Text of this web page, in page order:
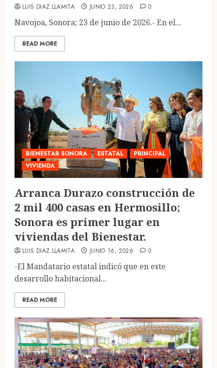
LUIS DIAZ LLAMITA JUNIO 23, 2026 0
Navojoa, Sonora; 23 de junio de 2026.- En el...
READ MORE
BIENESTAR SONORA ESTATAL
PRINCIPAL
VIVIENDA
Arranca Durazo construcción de
2 mil 400 casas en Hermosillo;
Sonora es primer lugar en
viviendas del Bienestar.
LUIS DIAZ LLAMITA JUNIO 16, 2026 0
-El Mandatario estatal indicó que en este
desarrollo habitacional...
READ MORE